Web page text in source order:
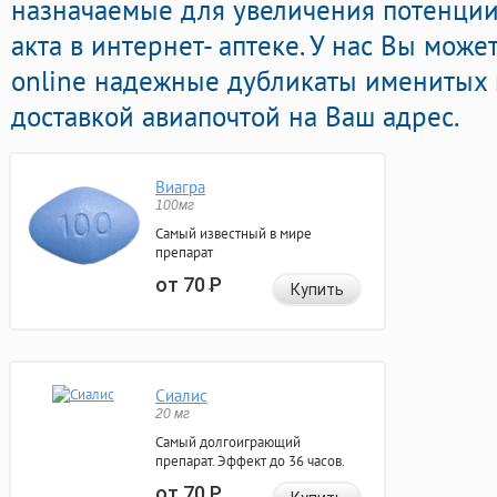
назначаемые для увеличения
акта в интернет- аптеке. У нас Вы
online надежные дубликаты именитых
доставкой авиапочтой на Ваш адрес.
Виагра
100мг
Самый известный в мире
препарат
от 70Р Купить
Сиалис
20 мг
Самый долгоиграющий
препарат. Эффект до 36 часов.